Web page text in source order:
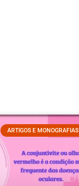
ARTIGOS E MONOGRAFIAS